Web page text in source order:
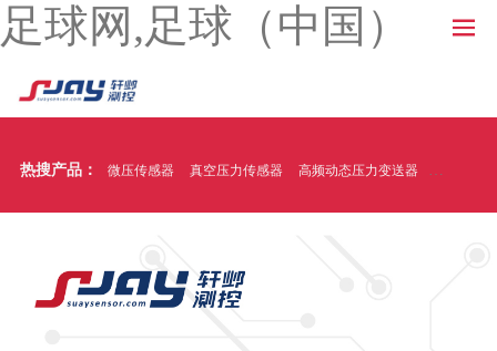
足球网,足球（中国）
热搜产品： 微压传感器 真空压力传感器 高频动态压力变送器 温压一体